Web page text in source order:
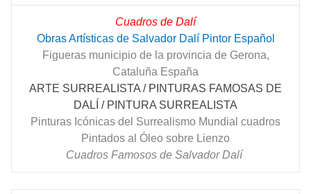
Cuadros de Dalí
Obras Artísticas de Salvador Dalí Pintor Español
Figueras municipio de la provincia de Gerona,
Cataluña España
ARTE SURREALISTA / PINTURAS FAMOSAS DE
DALÍ / PINTURA SURREALISTA
Pinturas Icónicas del Surrealismo Mundial cuadros
Pintados al Óleo sobre Lienzo
Cuadros Famosos de Salvador Dalí